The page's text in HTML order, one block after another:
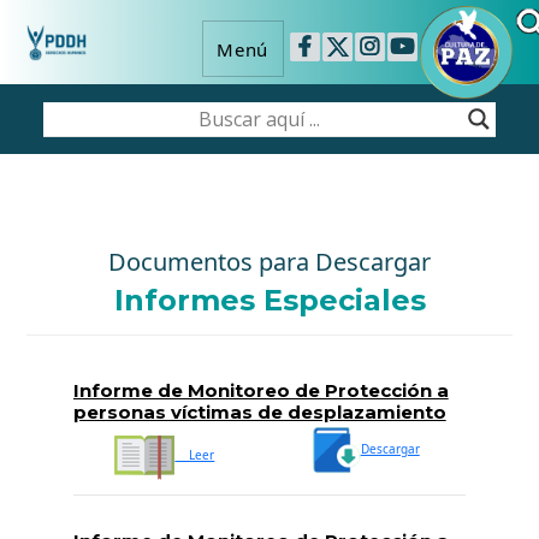
Menú
Documentos para Descargar
Informes Especiales
Informe de Monitoreo de Protección a
personas víctimas de desplazamiento
forzado interno 2023
Leer Descargar